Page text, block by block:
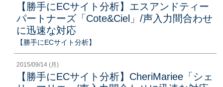
【勝手にECサイト分析】エスアンドティー
パートナーズ「Cote&Ciel」/声入力間合わせ
に迅速な対応
【勝手にECサイト分析】
2015/09/14 (月)
【勝手にECサイト分析】CheriMariee「シェ